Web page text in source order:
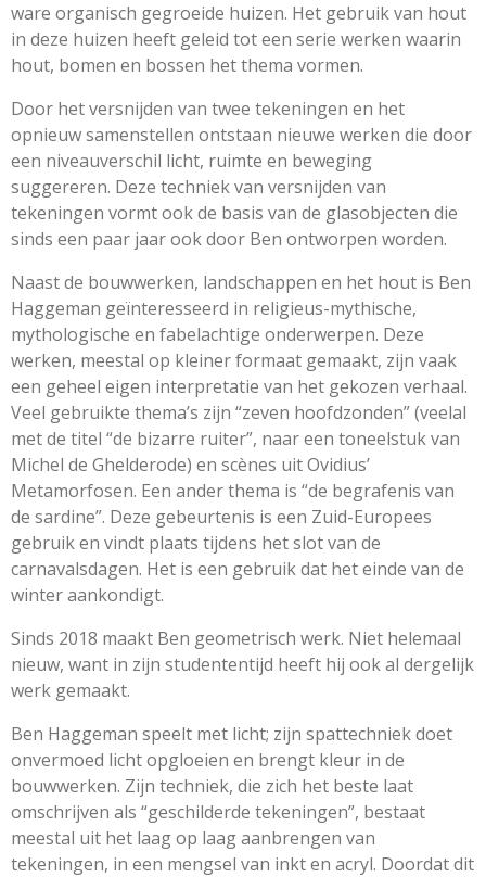
ware organisch gegroeide huizen. Het gebruik van hout
in deze huizen heeft geleid tot een serie werken waarin
hout, bomen en bossen het thema vormen.
Door het versnijden van twee tekeningen en het
opnieuw samenstellen ontstaan nieuwe werken die door
een niveauverschil licht, ruimte en beweging
suggereren. Deze techniek van versnijden van
tekeningen vormt ook de basis van de glasobjecten die
sinds een paar jaar ook door Ben ontworpen worden.
Naast de bouwwerken, landschappen en het hout is Ben
Haggeman geïnteresseerd in religieus-mythische,
mythologische en fabelachtige onderwerpen. Deze
werken, meestal op kleiner formaat gemaakt, zijn vaak
een geheel eigen interpretatie van het gekozen verhaal.
Veel gebruikte thema’s zijn “zeven hoofdzonden” (veelal
met de titel “de bizarre ruiter”, naar een toneelstuk van
Michel de Ghelderode) en scènes uit Ovidius’
Metamorfosen. Een ander thema is “de begrafenis van
de sardine”. Deze gebeurtenis is een Zuid-Europees
gebruik en vindt plaats tijdens het slot van de
carnavalsdagen. Het is een gebruik dat het einde van de
winter aankondigt.
Sinds 2018 maakt Ben geometrisch werk. Niet helemaal
nieuw, want in zijn studententijd heeft hij ook al dergelijk
werk gemaakt.
Ben Haggeman speelt met licht; zijn spattechniek doet
onvermoed licht opgloeien en brengt kleur in de
bouwwerken. Zijn techniek, die zich het beste laat
omschrijven als “geschilderde tekeningen”, bestaat
meestal uit het laag op laag aanbrengen van
tekeningen, in een mengsel van inkt en acryl. Doordat dit